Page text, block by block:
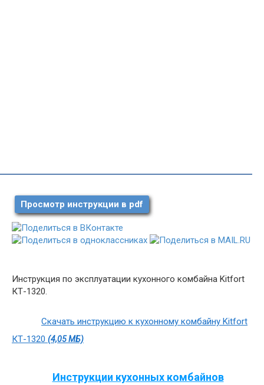
Просмотр инструкции в pdf
Инструкция по эксплуатации кухонного комбайна Kitfort
КТ-1320.
Скачать инструкцию к кухонному комбайну Kitfort
КТ-1320 (4,05 МБ)
Инструкции кухонных комбайнов